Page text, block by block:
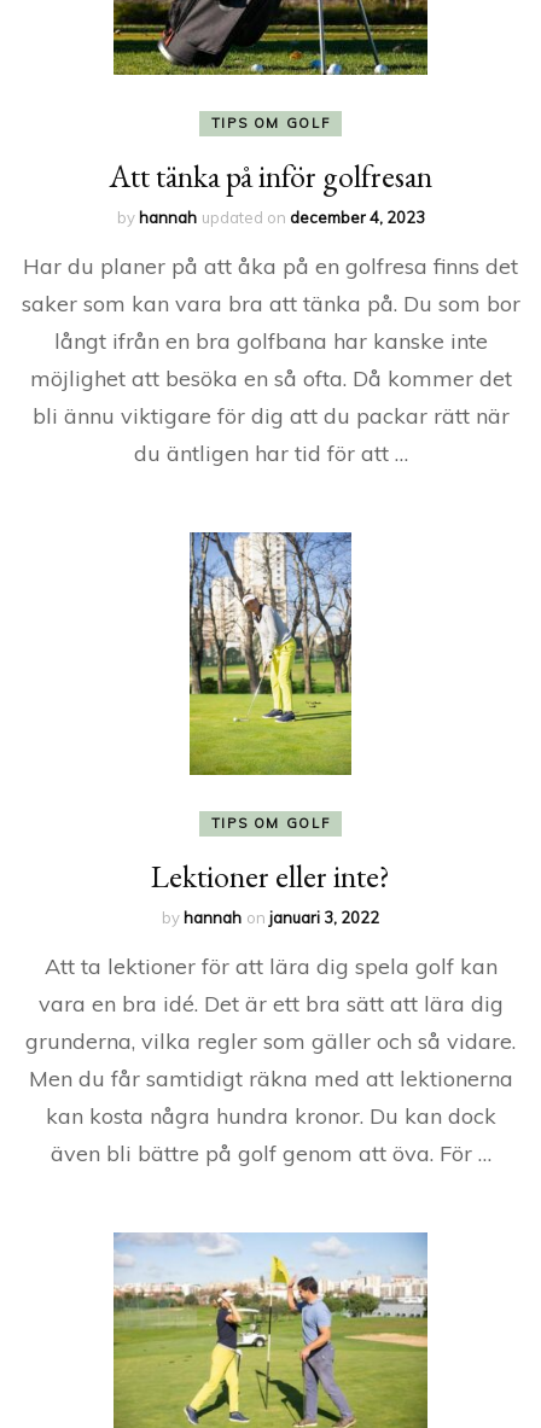
TIPS OM GOLF
Att tänka på inför golfresan
by hannah updated on december 4, 2023
Har du planer på att åka på en golfresa finns det
saker som kan vara bra att tänka på. Du som bor
långt ifrån en bra golfbana har kanske inte
möjlighet att besöka en så ofta. Då kommer det
bli ännu viktigare för dig att du packar rätt när
du äntligen har tid för att …
TIPS OM GOLF
Lektioner eller inte?
by hannah on januari 3, 2022
Att ta lektioner för att lära dig spela golf kan
vara en bra idé. Det är ett bra sätt att lära dig
grunderna, vilka regler som gäller och så vidare.
Men du får samtidigt räkna med att lektionerna
kan kosta några hundra kronor. Du kan dock
även bli bättre på golf genom att öva. För …